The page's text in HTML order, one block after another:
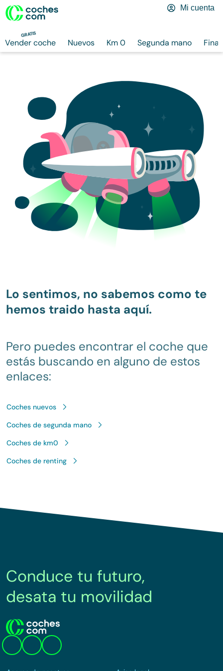
GRATIS
Vender coche Nuevos Km 0 Segunda mano
Mi cuenta
Lo sentimos, no sabemos como te
hemos traido hasta aquí.
Pero puedes encontrar el coche que
estás buscando en alguno de estos
enlaces:
Coches nuevos
Coches de segunda mano
Coches de km0
Coches de renting
Conduce tu futuro,
desata tu movilidad